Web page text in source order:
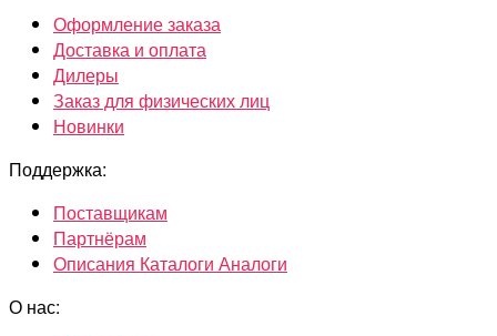
Оформление заказа
Доставка и оплата
Дилеры
Заказ для физических лиц
Новинки
Поддержка:
Поставщикам
Партнёрам
Описания Каталоги Аналоги
О нас: